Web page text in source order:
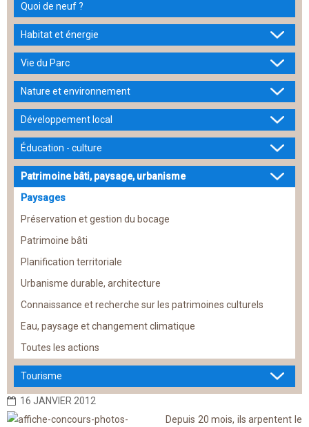
Quoi de neuf ?
Habitat et énergie
Vie du Parc
Nature et environnement
Développement local
Éducation - culture
Patrimoine bâti, paysage, urbanisme
Paysages
Préservation et gestion du bocage
Patrimoine bâti
Planification territoriale
Urbanisme durable, architecture
Connaissance et recherche sur les patrimoines culturels
Eau, paysage et changement climatique
Toutes les actions
Tourisme
16 JANVIER 2012
Depuis 20 mois, ils arpentent le